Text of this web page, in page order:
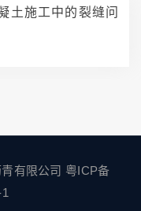
土施工中的裂缝问
有限公司 粤ICP备